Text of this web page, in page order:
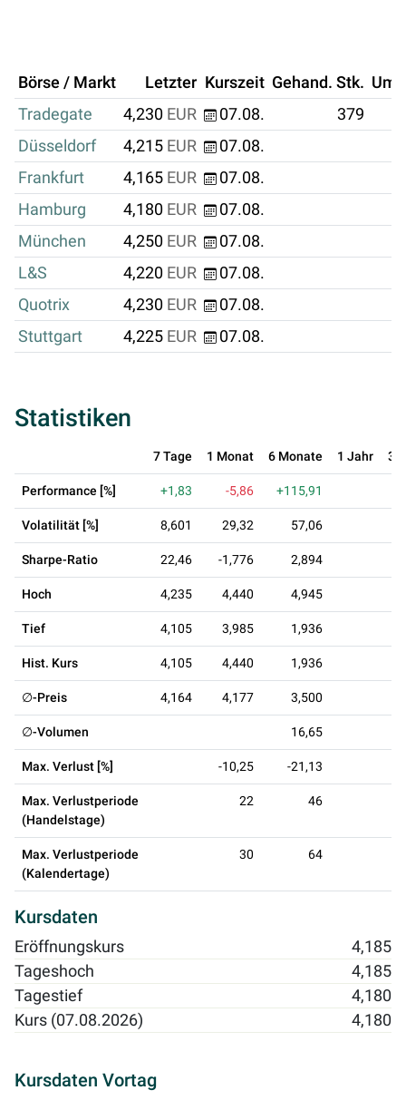
Börse / Markt Letzter Kurszeit Gehand. Stk.
Tradegate
4,230 EUR 07.08. 379
Düsseldorf
4,215 EUR
07.08.
Frankfurt
4,165 EUR
07.08.
Hamburg
4,180 EUR
07.08.
München
4,250 EUR
07.08.
L&S
4,220 EUR
07.08.
Quotrix
4,230 EUR
07.08.
Stuttgart
4,225 EUR 07.08.
Statistiken
7 Tage 1 Monat 6 Monate 1 Jahr 3
Performance [%] +1,83 -5,86 +115,91
Volatilität [%] 8,601 29,32 57,06
Sharpe-Ratio 22,46 -1,776 2,894
Hoch 4,235 4,440 4,945
Tief 4,105 3,985 1,936
Hist. Kurs 4,105 4,440 1,936
∅-Preis 4,164 4,177 3,500
∅-Volumen 16,65
Max. Verlust [%] -10,25 -21,13
Max. Verlustperiode
(Handelstage)
22 46
Max. Verlustperiode
(Kalendertage)
30 64
Kursdaten
Eröffnungskurs
4,185
Tageshoch
4,185
Tagestief
4,180
Kurs (07.08.2026)
4,180
Kursdaten Vortag